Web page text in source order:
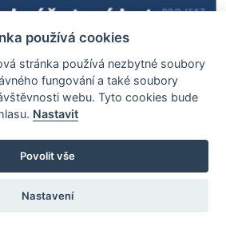
Ray Prosek
člen poroty
používá cookies
stránka používá nezbytné soubory
fungování a také soubory
webu. Tyto cookies bude
Nastavit
Povolit vše
Nastavení